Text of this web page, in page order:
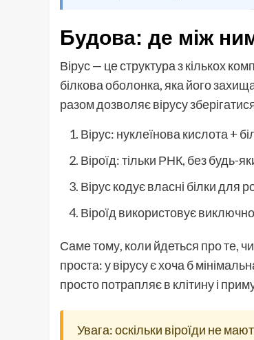
Будова: де між
Вірус — це структура з кількох
білкова оболонка, яка його
разом дозволяє вірусу
Вірус: нуклеїнова кислота +
Віроїд: тільки РНК, без будь-
Вірус кодує власні білки для
Віроїд використовує
Саме тому, коли йдеться про те,
проста: у вірусу є хоча б
просто потрапляє в клітину і
Увага: оскільки віроїди не